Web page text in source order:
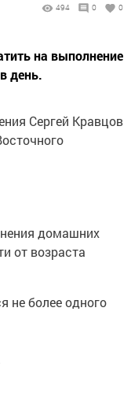
494 0 0
на выполнение
день.
Сергей Кравцов
домашних
от возраста
не более одного